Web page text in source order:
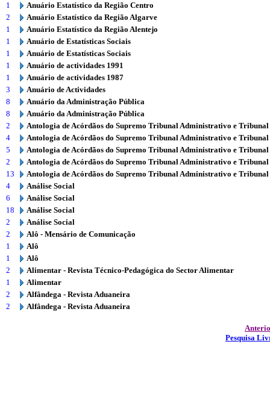
1
Anuário Estatístico da Região Centro
2
Anuário Estatístico da Região Algarve
1
Anuário Estatístico da Região Alentejo
1
Anuário de Estatísticas Sociais
1
Anuário de Estatísticas Sociais
1
Anuário de actividades 1991
1
Anuário de actividades 1987
3
Anuário de Actividades
8
Anuário da Administração Pública
8
Anuário da Administração Pública
2
Antologia de Acórdãos do Supremo Tribunal Administrativo e
4
Antologia de Acórdãos do Supremo Tribunal Administrativo e
5
Antologia de Acórdãos do Supremo Tribunal Administrativo e
2
Antologia de Acórdãos do Supremo Tribunal Administrativo e
13
Antologia de Acórdãos do Supremo Tribunal Administrativo e
4
Análise Social
6
Análise Social
18
Análise Social
2
Análise Social
2
Alô - Mensário de Comunicação
1
Alô
1
Alô
2
Alimentar - Revista Técnico-Pedagógica do Sector Alimentar
1
Alimentar
2
Alfândega - Revista Aduaneira
2
Alfândega - Revista Aduaneira
Pesquisa